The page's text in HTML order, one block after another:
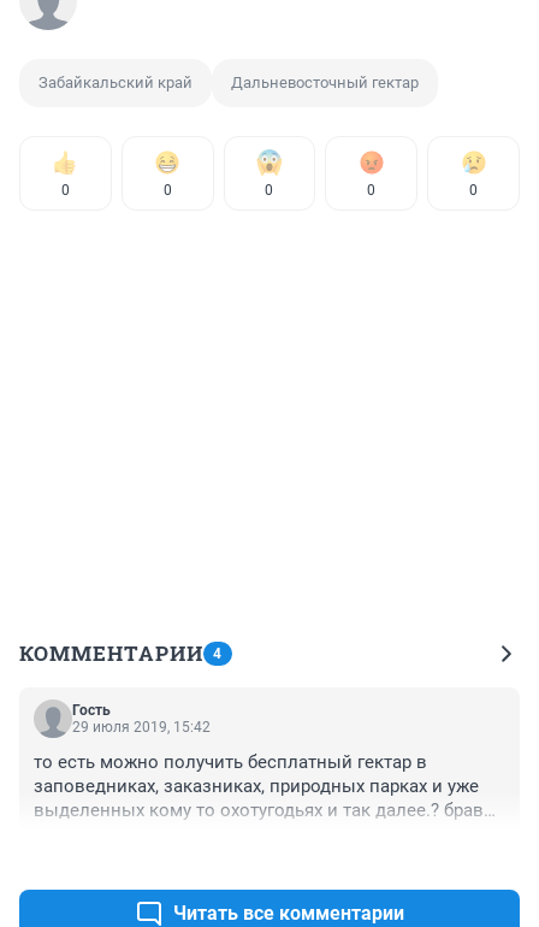
Забайкальский край Дальневосточный гектар
0 0 0 0 0
КОММЕНТАРИИ 4
Гость
29 июля 2019, 15:42
то есть можно получить бесплатный гектар в
заповедниках, заказниках, природных парках и уже
выделенных кому то охотугодьях и так далее.? браво
Читать все комментарии